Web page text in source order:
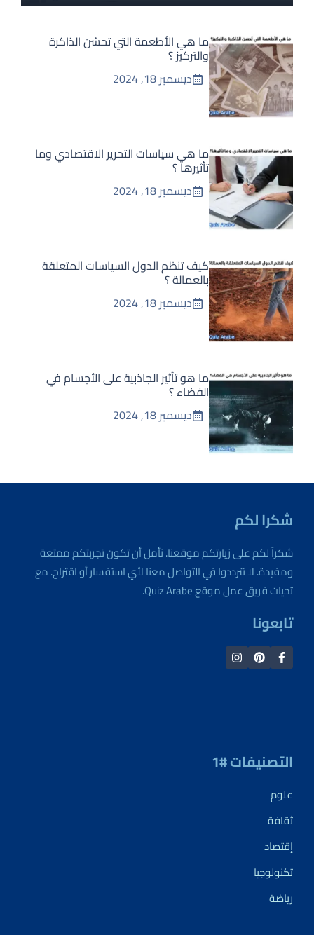
ما هي الأطعمة التي تحسّن الذاكرة
والتركيز ؟
ديسمبر 18, 2024
ما هي سياسات التحرير الاقتصادي وما
تأثيرها ؟
ديسمبر 18, 2024
كيف تنظم الدول السياسات المتعلقة
بالعمالة ؟
ديسمبر 18, 2024
ما هو تأثير الجاذبية على الأجسام في
الفضاء ؟
ديسمبر 18, 2024
شكرا لكم
شكراً لكم على زيارتكم موقعنا. نأمل أن تكون تجربتكم ممتعة
ومفيدة. لا تترددوا في التواصل معنا لأي استفسار أو اقتراح. مع
تحيات فريق عمل موقع Quiz Arabe.
تابعونا
التصنيفات #1
علوم
ثقافة
إقتصاد
تكنولوجيا
رياضة